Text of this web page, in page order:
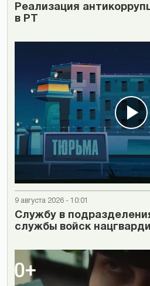
Реализация
в РТ
9 августа 2026 - 10:01
Cлужбу в
службы войск